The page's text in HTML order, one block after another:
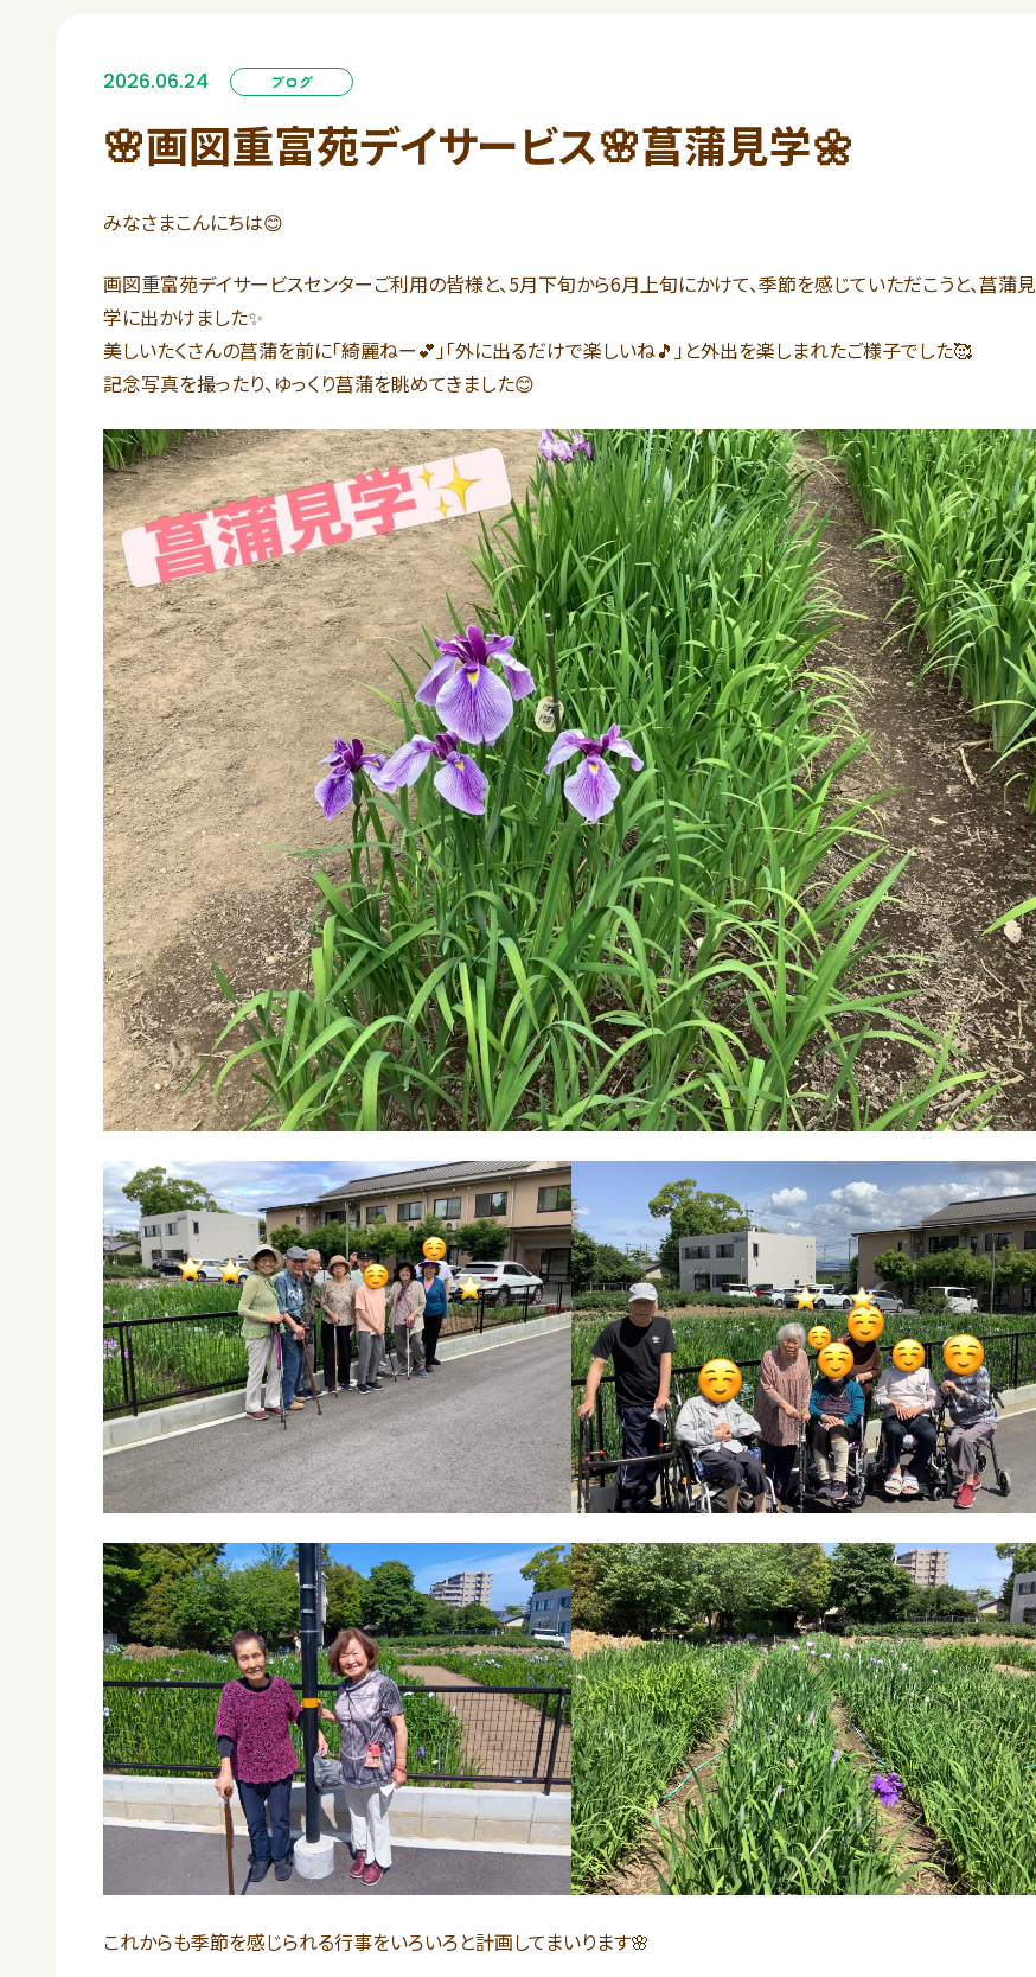
2026.06.24 ブログ
🌸画図重富苑デイサービス🌸菖蒲見学🌼
みなさまこんにちは😊
画図重富苑デイサービスセンターご利用の皆様と、5月下旬から6月上旬にかけて、季節を感じていただこうと、菖蒲見
学に出かけました✨
美しいたくさんの菖蒲を前に「綺麗ねー💕」「外に出るだけで楽しいね🎵」と外出を楽しまれたご様子でした🥰
記念写真を撮ったり、ゆっくり菖蒲を眺めてきました😊
これからも季節を感じられる行事をいろいろと計画してまいります🌸